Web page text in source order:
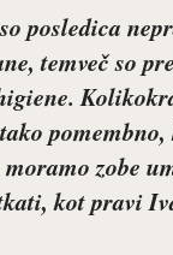
posledica
temveč so
zobe
kot pravi